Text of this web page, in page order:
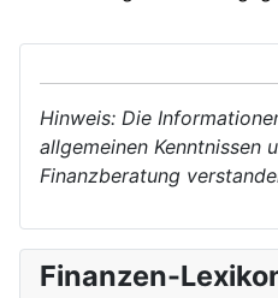
Hinweis: Die
allgemeinen Kenntnissen
Finanzberatung
Finanzen-